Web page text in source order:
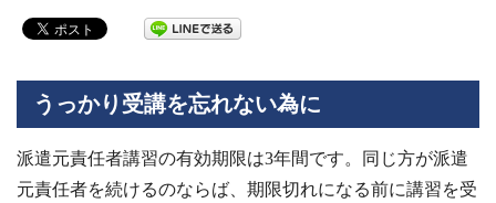
うっかり受講を忘れない為に
派遣元責任者講習の有効期限は3年間です。同じ方が派遣
元責任者を続けるのならば、期限切れになる前に講習を受